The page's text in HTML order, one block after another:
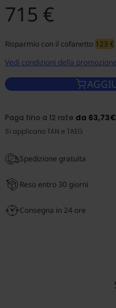
Spedizione gratuita
Reso entro 30 giorni
Consegna in 24 ore
715 €
Risparmio con il cofanetto 123 €
Vedi condizioni della promozione